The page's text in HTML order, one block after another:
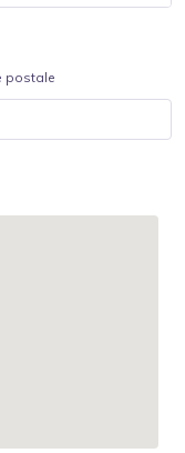
postale